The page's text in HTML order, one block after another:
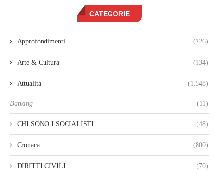
CATEGORIE
Approfondimenti (226)
Arte & Cultura (134)
Attualità (1.548)
Banking (11)
CHI SONO I SOCIALISTI (48)
Cronaca (800)
DIRITTI CIVILI (70)